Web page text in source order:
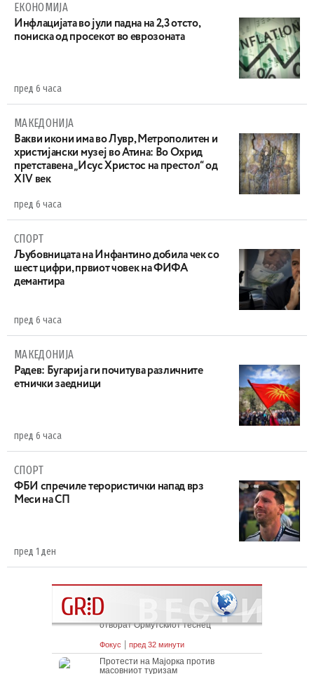
ЕКОНОМИЈА
Инфлацијата во јули падна на 2,3 отсто,
пониска од просекот во еврозоната
пред 6 часа
МАКЕДОНИЈА
Вакви икони има во Лувр, Метрополитен и
христијански музеј во Атина: Во Охрид
претставена „Исус Христос на престол“ од
XIV век
пред 6 часа
СПОРТ
Љубовницата на Инфантино добила чек со
шест цифри, првиот човек на ФИФА
демантира
пред 6 часа
МАКЕДОНИЈА
Радев: Бугарија ги почитува различните
етнички заедници
пред 6 часа
СПОРТ
ФБИ спречиле терористички напад врз
Меси на СП
пред 1 ден